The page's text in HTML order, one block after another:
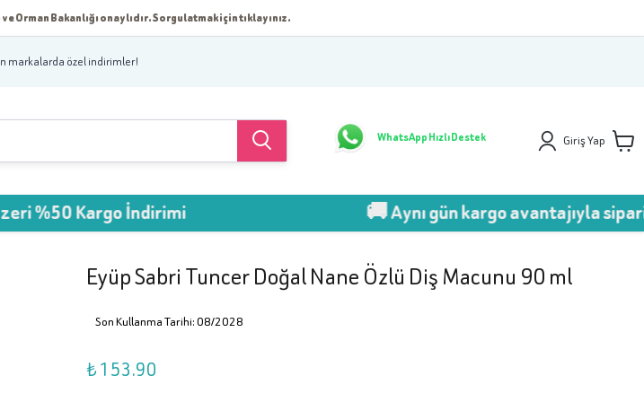
Orman Bakanlığı onaylıdır. Sorgulatmak için tıklayınız.
markalarda özel indirimler!
WhatsApp Hızlı Destek Giriş Yap
Kargo İndirimi 🚚 Aynı gün kargo avantajıyla sipariş ver!
Eyüp Sabri Tuncer Doğal Nane Özlü Diş Macunu 90 ml
Son Kullanma Tarihi: 08/2028
₺ 153.90